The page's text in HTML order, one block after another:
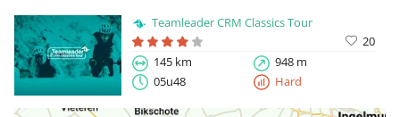
Teamleader CRM Classics Tour
20
145 km
948 m
05u48
Hard